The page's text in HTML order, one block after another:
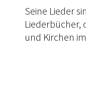
Seine Lieder
Liederbücher,
und Kirchen